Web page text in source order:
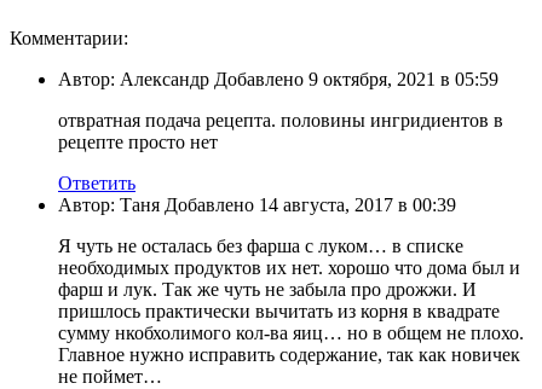
Комментарии:
Автор: Александр Добавлено 9 октября, 2021 в 05:59
отвратная подача рецепта. половины ингридиентов в
рецепте просто нет
Ответить
Автор: Таня Добавлено 14 августа, 2017 в 00:39
Я чуть не осталась без фарша с луком… в списке
необходимых продуктов их нет. хорошо что дома был и
фарш и лук. Так же чуть не забыла про дрожжи. И
пришлось практически вычитать из корня в квадрате
сумму нкобхолимого кол-ва яиц… но в общем не плохо.
Главное нужно исправить содержание, так как новичек
не поймет…